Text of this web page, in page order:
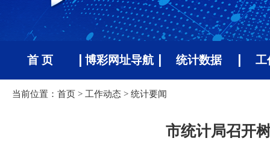
首 页 博彩网址导航 统计数据 工
当前位置： 首页 > 工作动态 > 统计要闻
市统计局召开